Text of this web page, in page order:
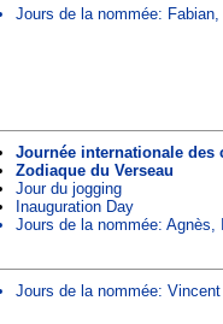
Jours de la nommée: Fabian,
Journée internationale des
Zodiaque du Verseau
Jour du jogging
Inauguration Day
Jours de la nommée: Agnès,
Jours de la nommée: Vincent